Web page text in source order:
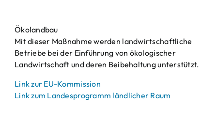
Ökolandbau
Mit dieser Maßnahme werden landwirtschaftliche
Betriebe bei der Einführung von ökologischer
Landwirtschaft und deren Beibehaltung unterstützt.
Link zur EU-Kommission
Link zum Landesprogramm ländlicher Raum